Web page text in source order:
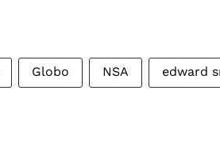
Globo NSA edward